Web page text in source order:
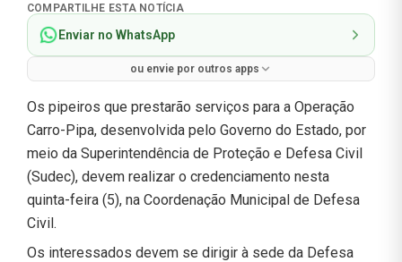
COMPARTILHE ESTA NOTÍCIA
Enviar no WhatsApp
ou envie por outros apps
Os pipeiros que prestarão serviços para a Operação
Carro-Pipa, desenvolvida pelo Governo do Estado, por
meio da Superintendência de Proteção e Defesa Civil
(Sudec), devem realizar o credenciamento nesta
quinta-feira (5), na Coordenação Municipal de Defesa
Civil.
Os interessados devem se dirigir à sede da Defesa